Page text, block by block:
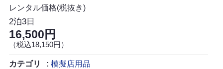
レンタル価格(税抜き)
2泊3日
16,500円
（税込18,150円）
カテゴリ 模擬店用品